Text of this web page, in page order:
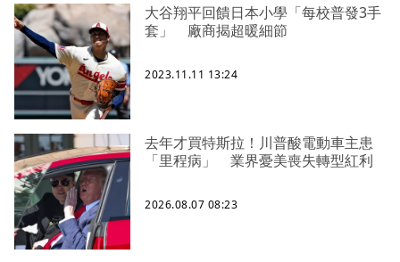
大谷翔平回饋日本小學「每校普發3手
套」 廠商揭超暖細節
2023.11.11 13:24
去年才買特斯拉！川普酸電動車主患
「里程病」 業界憂美喪失轉型紅利
2026.08.07 08:23